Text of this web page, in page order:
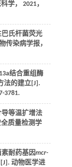
学， 2021，
氏杆菌荧光
传染病学报，
结合重组酶
法的建立[J].
3781.
等温扩增法
质量检测学
耐药基因mcr-
动物医学进